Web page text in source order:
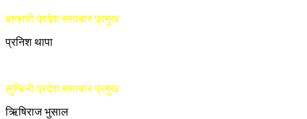
बागमती प्रदेश समाचार प्रमुख
प्रनिश थापा
लुम्बिनी प्रदेश समाचार प्रमुख
ऋिषिराज भुसाल